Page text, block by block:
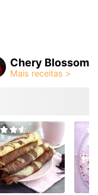
Chery Blossom